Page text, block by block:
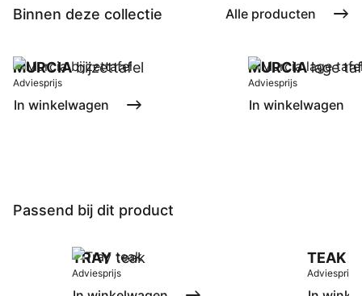
Binnen deze collectie Alle producten
MURCIAbijzettafel
Adviesprijs
In winkelwagen
MURCIAlage
Adviesprijs
In winkelwagen
Passend bij dit product
TRAYteak
Adviesprijs
TEAK
Adviesprijs